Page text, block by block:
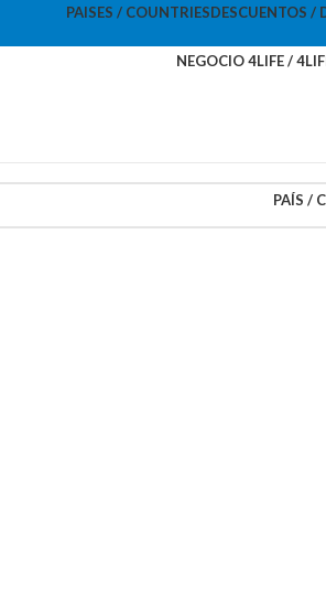
PAISES / COUNTRIESDESCUENTOS /
NEGOCIO 4LIFE /
PAÍS /